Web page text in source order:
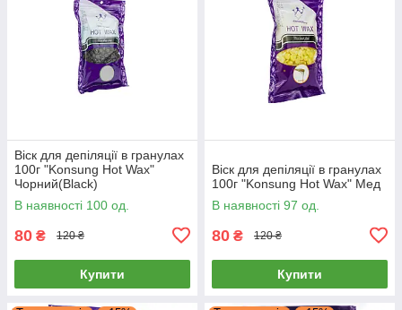
Віск для депіляції в гранулах
100г "Konsung Hot Wax"
Чорний(Black)
В наявності 100 од.
80 ₴ 120 ₴
Купити
Віск для депіляції в гранулах
100г "Konsung Hot Wax" Мед
В наявності 97 од.
80 ₴ 120 ₴
Купити